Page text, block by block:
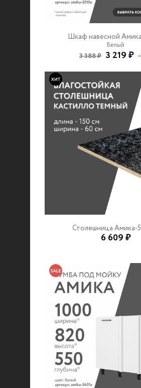
© 2021-2026 mebel.store
Шкаф навесной
Белый
3 388 ₽ 3 219 ₽
Столешница Амика-
6 609 ₽